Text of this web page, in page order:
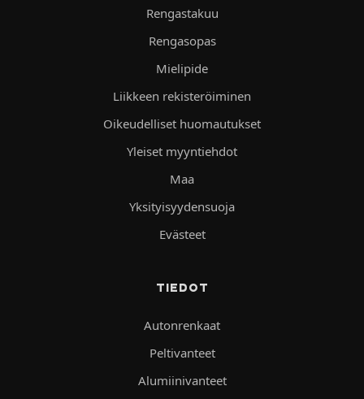
Rengastakuu
Rengasopas
Mielipide
Liikkeen rekisteröiminen
Oikeudelliset huomautukset
Yleiset myyntiehdot
Maa
Yksityisyydensuoja
Evästeet
TIEDOT
Autonrenkaat
Peltivanteet
Alumiinivanteet